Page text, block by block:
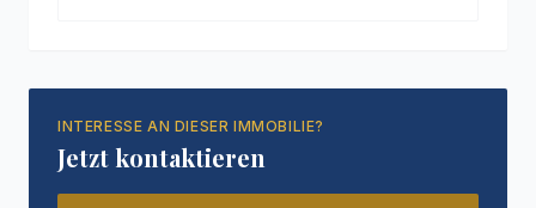
INTERESSE AN DIESER IMMOBILIE?
Jetzt kontaktieren